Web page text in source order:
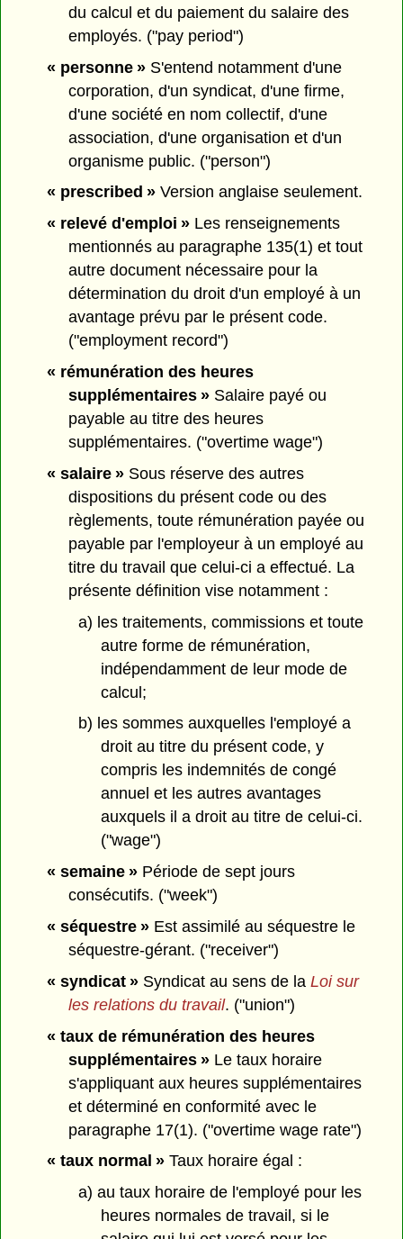
du calcul et du paiement du salaire des
employés. ("pay period")
« personne »S'entend notamment d'une
corporation, d'un syndicat, d'une firme,
d'une société en nom collectif, d'une
association, d'une organisation et d'un
organisme public. ("person")
« prescribed » Version anglaise seulement.
« relevé d'emploi »Les renseignements
mentionnés au paragraphe 135(1) et tout
autre document nécessaire pour la
détermination du droit d'un employé à un
avantage prévu par le présent code.
("employment record")
« rémunération des heures
supplémentaires » Salaire payé ou
payable au titre des heures
supplémentaires. ("overtime wage")
« salaire »Sous réserve des autres
dispositions du présent code ou des
règlements, toute rémunération payée ou
payable par l'employeur à un employé au
titre du travail que celui-ci a effectué. La
présente définition vise notamment :
a) les traitements, commissions et toute
autre forme de rémunération,
indépendamment de leur mode de
calcul;
b) les sommes auxquelles l'employé a
droit au titre du présent code, y
compris les indemnités de congé
annuel et les autres avantages
auxquels il a droit au titre de celui-ci.
("wage")
« semaine »Période de sept jours
consécutifs. ("week")
« séquestre »Est assimilé au séquestre le
séquestre-gérant. ("receiver")
« syndicat »Syndicat au sens de la Loi sur
les relations du travail. ("union")
« taux de rémunération des heures
supplémentaires » Le taux horaire
s'appliquant aux heures supplémentaires
et déterminé en conformité avec le
paragraphe 17(1). ("overtime wage rate")
« taux normal »Taux horaire égal :
a) au taux horaire de l'employé pour les
heures normales de travail, si le